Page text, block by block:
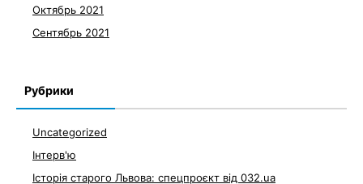
Октябрь 2021
Сентябрь 2021
Рубрики
Uncategorized
Інтерв'ю
Історія старого Львова: спецпроєкт від 032.ua